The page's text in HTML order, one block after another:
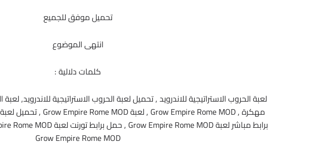
تحميل موفق للجميع
انتهى الموضوع
كلمات دلالية :
لعبة الحروب الاستراتيجية للاندرويد , تحميل لعبة الحروب الاستراتيجية للاندرويد,
Grow Empire Rome MOD